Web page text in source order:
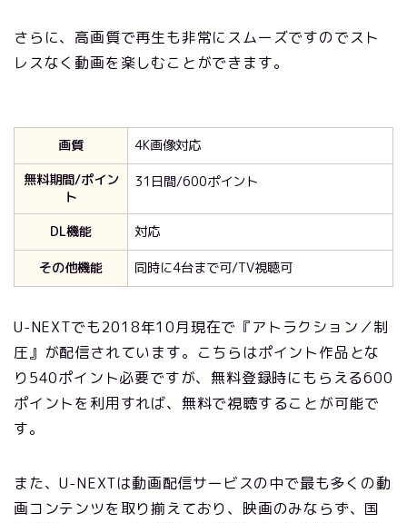
さらに、高画質で再生も非常にスムーズですのでスト
レスなく動画を楽しむことができます。
画質
4K画像対応
無料期間/ポイン
ト
31日間/600ポイント
DL機能
対応
その他機能
同時に4台まで可/TV視聴可
U-NEXTでも2018年10月現在で『アトラクション／制
圧』が配信されています。こちらはポイント作品とな
り540ポイント必要ですが、無料登録時にもらえる600
ポイントを利用すれば、無料で視聴することが可能で
す。
また、U-NEXTは動画配信サービスの中で最も多くの動
画コンテンツを取り揃えており、映画のみならず、国